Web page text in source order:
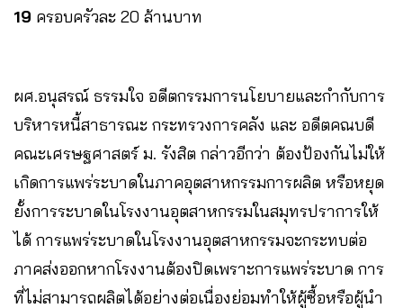
19 ครอบครัวละ 20 ล้านบาท
ผศ.อนุสรณ์ ธรรมใจ อดีตกรรมการนโยบายและกำกับการ
บริหารหนี้สาธารณะ กระทรวงการคลัง และ อดีตคณบดี
คณะเศรษฐศาสตร์ ม. รังสิต กล่าวอีกว่า ต้องป้องกันไม่ให้
เกิดการแพร่ระบาดในภาคอุตสาหกรรมการผลิต หรือหยุด
ยั้งการระบาดในโรงงานอุตสาหกรรมในสมุทรปราการให้
ได้ การแพร่ระบาดในโรงงานอุตสาหกรรมจะกระทบต่อ
ภาคส่งออกหากโรงงานต้องปิดเพราะการแพร่ระบาด การ
ที่ไม่สามารถผลิตได้อย่างต่อเนื่องย่อมทำให้ผู้ซื้อหรือผู้นำ